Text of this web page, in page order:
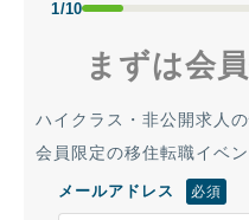
1/10
まずは会
ハイクラス・非公開求人
会員限定の移住転職イベ
メールアドレス